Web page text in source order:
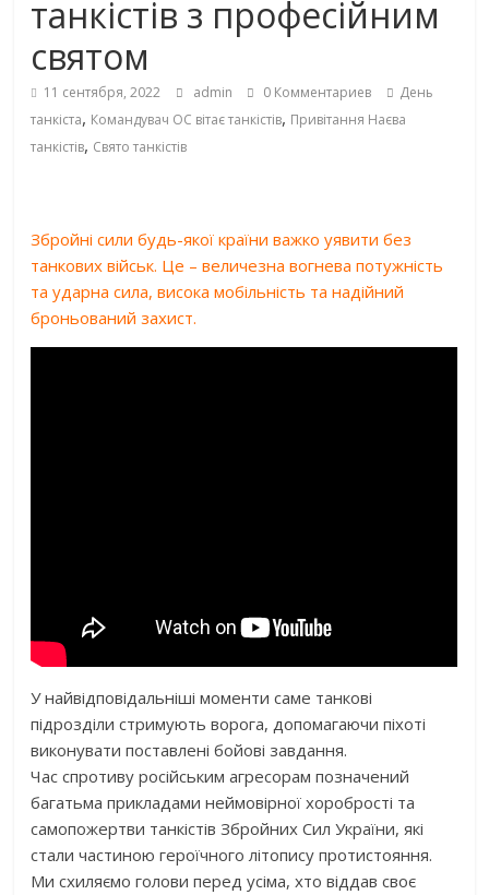
танкістів з професійним
святом
11 сентября, 2022 admin 0 Комментариев
День
танкіста, Командувач ОС вітає танкістів, Привітання Наєва
танкістів, Свято танкістів
Збройні сили будь-якої країни важко уявити без
танкових військ. Це – величезна вогнева потужність
та ударна сила, висока мобільність та надійний
броньований захист.
У найвідповідальніші моменти саме танкові
підрозділи стримують ворога, допомагаючи піхоті
виконувати поставлені бойові завдання.
Час спротиву російським агресорам позначений
багатьма прикладами неймовірної хоробрості та
самопожертви танкістів Збройних Сил України, які
стали частиною героїчного літопису протистояння.
Ми схиляємо голови перед усіма, хто віддав своє